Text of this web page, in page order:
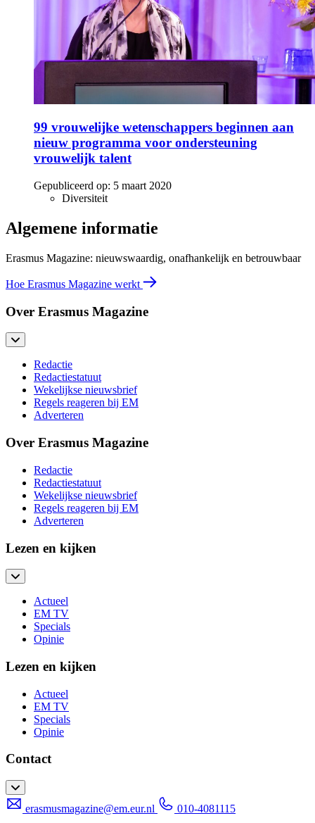
99 vrouwelijke wetenschappers beginnen aan
nieuw programma voor ondersteuning
vrouwelijk talent
Gepubliceerd op: 5 maart 2020
Diversiteit
Algemene informatie
Erasmus Magazine: nieuwswaardig, onafhankelijk en betrouwbaar
Hoe Erasmus Magazine werkt
Over Erasmus Magazine
Redactie
Redactiestatuut
Wekelijkse nieuwsbrief
Regels reageren bij EM
Adverteren
Over Erasmus Magazine
Redactie
Redactiestatuut
Wekelijkse nieuwsbrief
Regels reageren bij EM
Adverteren
Lezen en kijken
Actueel
EM TV
Specials
Opinie
Lezen en kijken
Actueel
EM TV
Specials
Opinie
Contact
erasmusmagazine@em.eur.nl
010-4081115